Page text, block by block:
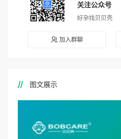
关注公众号
好孕找贝贝壳
加入群聊
图文展示